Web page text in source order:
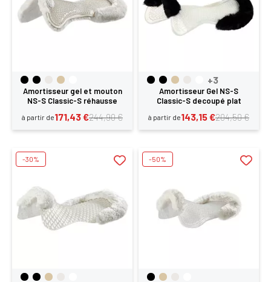
Amortisseur gel et mouton
NS-S Classic-S réhausse
à partir de 244,90 €
171,43 €
+3
Amortisseur Gel NS-S
Classic-S decoupé plat
à partir de 204,50 €
143,15 €
-30% -50%